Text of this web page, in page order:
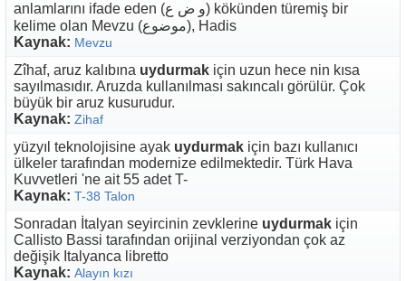
anlamlarını ifade eden (و ض ع) kökünden türemiş bir
kelime olan Mevzu (موضوع), Hadis
Kaynak: Mevzu
Zîhaf, aruz kalıbına uydurmak için uzun hece nin kısa
sayılmasıdır. Aruzda kullanılması sakıncalı görülür. Çok
büyük bir aruz kusurudur.
Kaynak: Zihaf
yüzyıl teknolojisine ayak uydurmak için bazı kullanıcı
ülkeler tarafından modernize edilmektedir. Türk Hava
Kuvvetleri 'ne ait 55 adet T-
Kaynak: T-38 Talon
Sonradan İtalyan seyircinin zevklerine uydurmak için
Callisto Bassi tarafından orijinal verziyondan çok az
değişik Italyanca libretto
Kaynak: Alayın kızı